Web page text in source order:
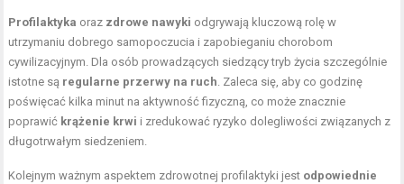
Profilaktyka oraz zdrowe nawyki odgrywają kluczową rolę w
utrzymaniu dobrego samopoczucia i zapobieganiu chorobom
cywilizacyjnym. Dla osób prowadzących siedzący tryb życia szczególnie
istotne są regularne przerwy na ruch. Zaleca się, aby co godzinę
poświęcać kilka minut na aktywność fizyczną, co może znacznie
poprawić krążenie krwi i zredukować ryzyko dolegliwości związanych z
długotrwałym siedzeniem.
Kolejnym ważnym aspektem zdrowotnej profilaktyki jest odpowiednie